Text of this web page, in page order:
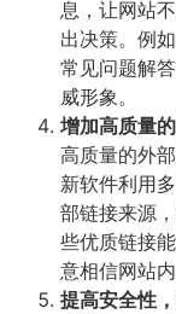
息，让网站
出决策。例
常见问题解
威形象。
增加高质量
高质量的外
新软件利用
部链接来源
些优质链接
意相信网站
提高安全性